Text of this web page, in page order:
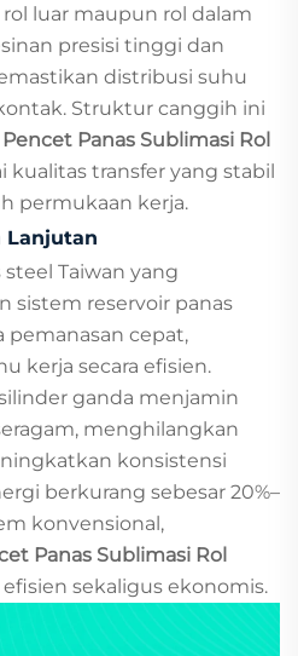
luar maupun rol dalam
presisi tinggi dan
distribusi suhu
Struktur canggih ini
Panas Sublimasi Rol
kualitas transfer yang stabil
permukaan kerja.
Lanjutan
Taiwan yang
sistem reservoir panas
cepat,
kerja secara efisien.
ganda menjamin
menghilangkan
konsistensi
berkurang sebesar 20%–
konvensional,
Panas Sublimasi Rol
sekaligus ekonomis.